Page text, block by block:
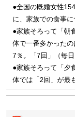
●全国の既婚女性
に、家族での食事に
●家族そろって「朝
体で一番多かった
7％。「7回」（毎
●家族そろって「夕
体では「2回」が最